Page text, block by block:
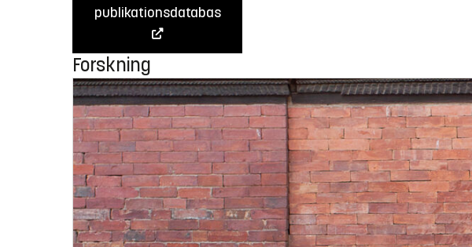
publikationsdatabas
Forskning